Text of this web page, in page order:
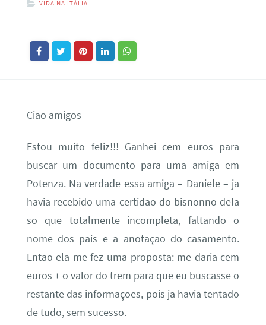
VIDA NA ITÁLIA
Ciao amigos
Estou muito feliz!!! Ganhei cem euros para
buscar um documento para uma amiga em
Potenza. Na verdade essa amiga – Daniele – ja
havia recebido uma certidao do bisnonno dela
so que totalmente incompleta, faltando o
nome dos pais e a anotaçao do casamento.
Entao ela me fez uma proposta: me daria cem
euros + o valor do trem para que eu buscasse o
restante das informaçoes, pois ja havia tentado
de tudo, sem sucesso.